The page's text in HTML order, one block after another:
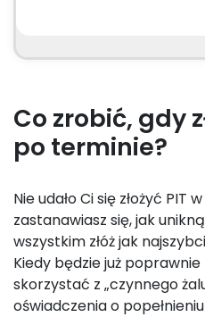
Co zrobić, gdy
po terminie?
Nie udało Ci się złożyć PIT
zastanawiasz się, jak
wszystkim złóż jak
Kiedy będzie już poprawnie
skorzystać z „czynnego
oświadczenia o